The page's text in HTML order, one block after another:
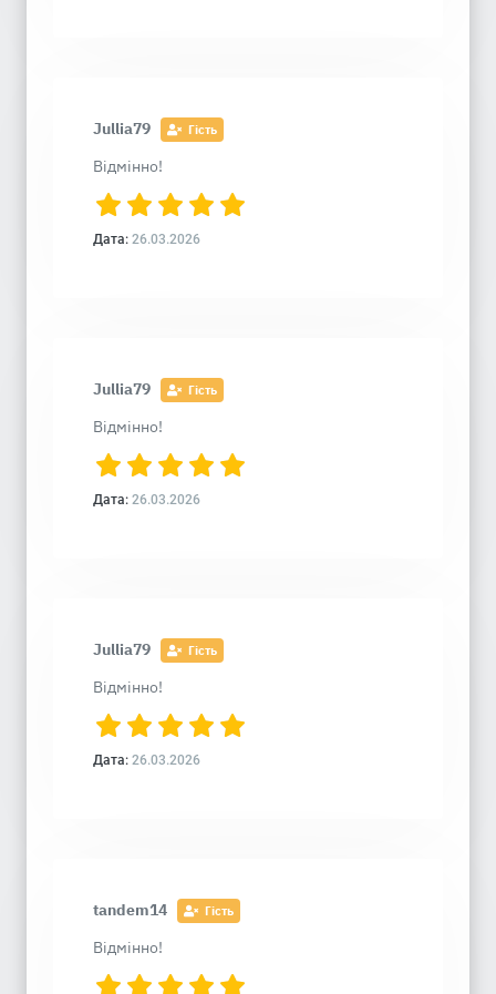
Jullia79 Гість
Відмінно!
Дата: 26.03.2026
Jullia79 Гість
Відмінно!
Дата: 26.03.2026
Jullia79 Гість
Відмінно!
Дата: 26.03.2026
tandem14 Гість
Відмінно!